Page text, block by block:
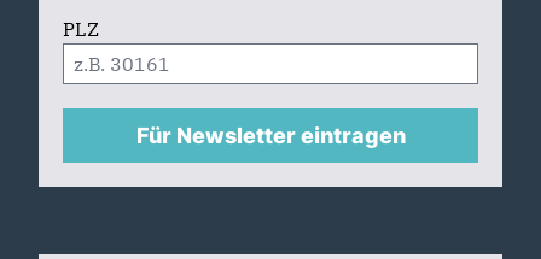
PLZ
Für Newsletter eintragen